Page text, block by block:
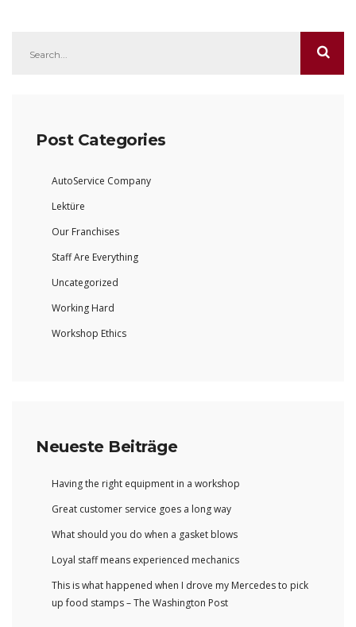
Post Categories
AutoService Company
Lektüre
Our Franchises
Staff Are Everything
Uncategorized
Working Hard
Workshop Ethics
Neueste Beiträge
Having the right equipment in a workshop
Great customer service goes a long way
What should you do when a gasket blows
Loyal staff means experienced mechanics
This is what happened when I drove my Mercedes to pick
up food stamps – The Washington Post